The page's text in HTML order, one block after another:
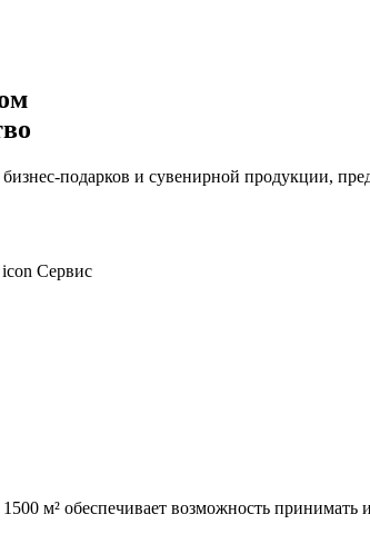
подарков и сувенирной продукции,
Сервис
м² обеспечивает возможность